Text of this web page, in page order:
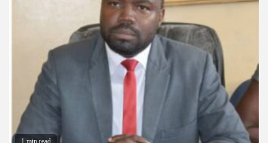
1 min read